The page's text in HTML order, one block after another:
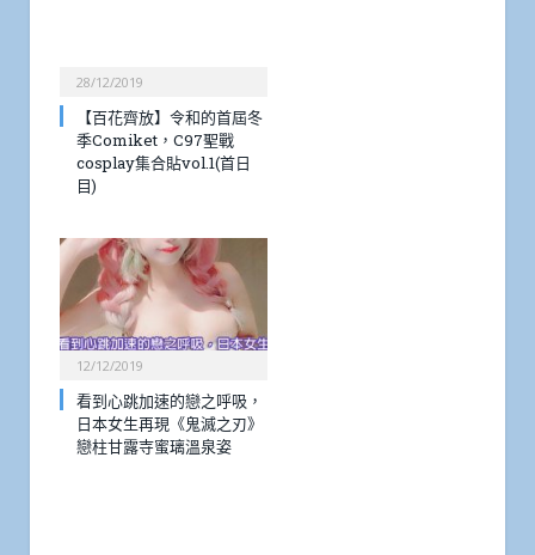
28/12/2019
【百花齊放】令和的首屆冬
季Comiket，C97聖戰
cosplay集合貼vol.1(首日
目)
12/12/2019
看到心跳加速的戀之呼吸，
日本女生再現《鬼滅之刃》
戀柱甘露寺蜜璃溫泉姿